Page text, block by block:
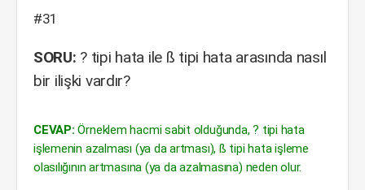
#31
SORU: ? tipi hata ile ß tipi hata arasında nasıl
bir ilişki vardır?
CEVAP: Örneklem hacmi sabit olduğunda, ? tipi hata
işlemenin azalması (ya da artması), ß tipi hata işleme
olasılığının artmasına (ya da azalmasına) neden olur.